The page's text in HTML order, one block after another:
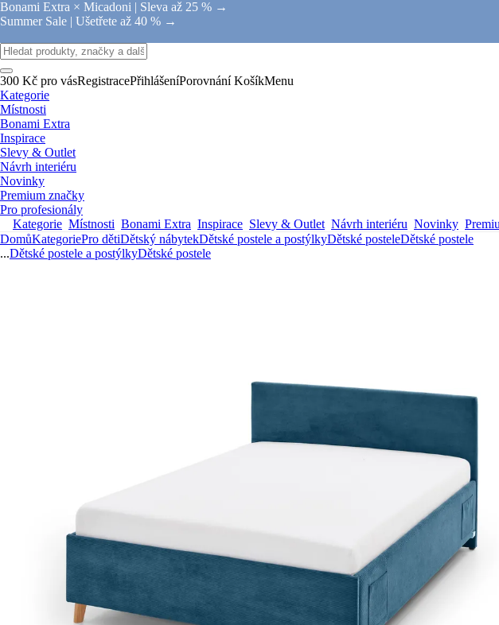
Bonami Extra × Micadoni | Sleva až 25 % →
Summer Sale | Ušetřete až 40 % →
300 Kč pro vásRegistracePřihlášeníPorovnání KošíkMenu
Kategorie
Místnosti
Bonami Extra
Inspirace
Slevy & Outlet
Návrh interiéru
Novinky
Premium značky
Pro profesionály
Kategorie Místnosti Bonami Extra Inspirace Slevy & Outlet Návrh interiéru Novinky
DomůKategoriePro dětiDětský nábytekDětské postele a postýlkyDětské posteleDětské postele
...Dětské postele a postýlkyDětské postele